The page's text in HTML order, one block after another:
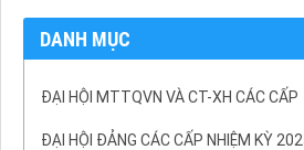
DANH MỤC
ĐẠI HỘI MTTQVN VÀ CT-XH CÁC CẤP
ĐẠI HỘI ĐẢNG CÁC CẤP NHIỆM KỲ